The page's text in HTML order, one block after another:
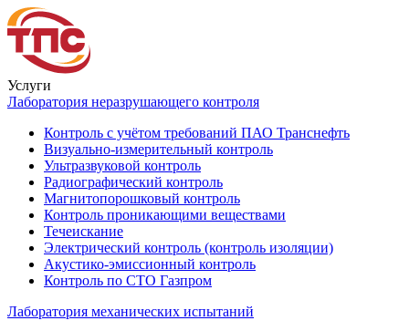
Услуги
Лаборатория неразрушающего контроля
Контроль с учётом требований ПАО Транснефть
Визуально-измерительный контроль
Ультразвуковой контроль
Радиографический контроль
Магнитопорошковый контроль
Контроль проникающими веществами
Течеискание
Электрический контроль (контроль изоляции)
Акустико-эмиссионный контроль
Контроль по СТО Газпром
Лаборатория механических испытаний